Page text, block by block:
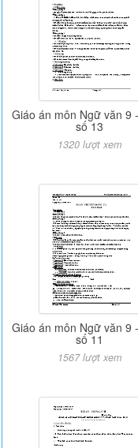
Giáo án môn Ngữ văn 9
số 13
1320 lượt xem
Giáo án môn Ngữ văn 9
số 11
1567 lượt xem